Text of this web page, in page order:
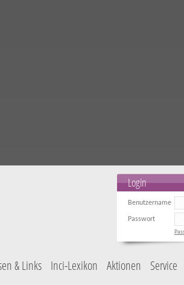
Login
Benutzername
Passwort
& Links Inci-Lexikon Aktionen Service